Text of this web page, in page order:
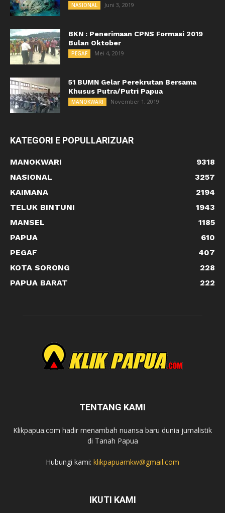
NASIONAL Juni 3, 2019
BKN : Penerimaan CPNS Formasi 2019
Bulan Oktober
PEGAF Mei 4, 2019
51 BUMN Gelar Perekrutan Bersama
Khusus Putra/Putri Papua
MANOKWARI November 1, 2019
KATEGORI E POPULLARIZUAR
MANOKWARI
9318
NASIONAL
3257
KAIMANA
2194
TELUK BINTUNI
1943
MANSEL
1185
PAPUA
610
PEGAF
407
KOTA SORONG
228
PAPUA BARAT
222
TENTANG KAMI
Klikpapua.com hadir menambah nuansa baru dunia jurnalistik
di Tanah Papua
Hubungi kami: klikpapuamkw@gmail.com
IKUTI KAMI